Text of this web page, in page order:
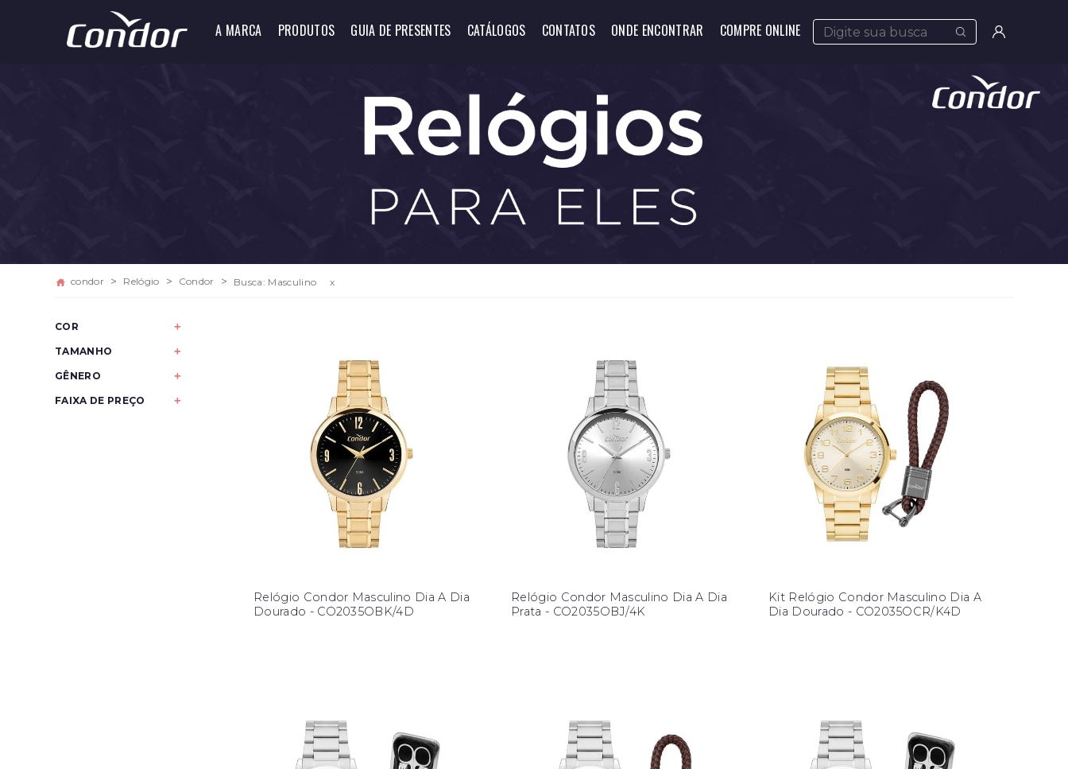
A MARCA PRODUTOS GUIA DE PRESENTES CATÁLOGOS CONTATOS ONDE ENCONTRAR COMPRE ONLINE
condor Relógio Condor Busca: Masculino x
COR
Dourado
Preto
TAMANHO
Médio
GÊNERO
Masculino
FAIXA DE PREÇO
Relógio Condor Masculino Dia A Dia
Dourado - CO2035OBK/4D
Relógio Condor Masculino Dia A Dia
Prata - CO2035OBJ/4K
Kit Relógio Condor Masculino Dia A
Dia Dourado - CO2035OCR/K4D